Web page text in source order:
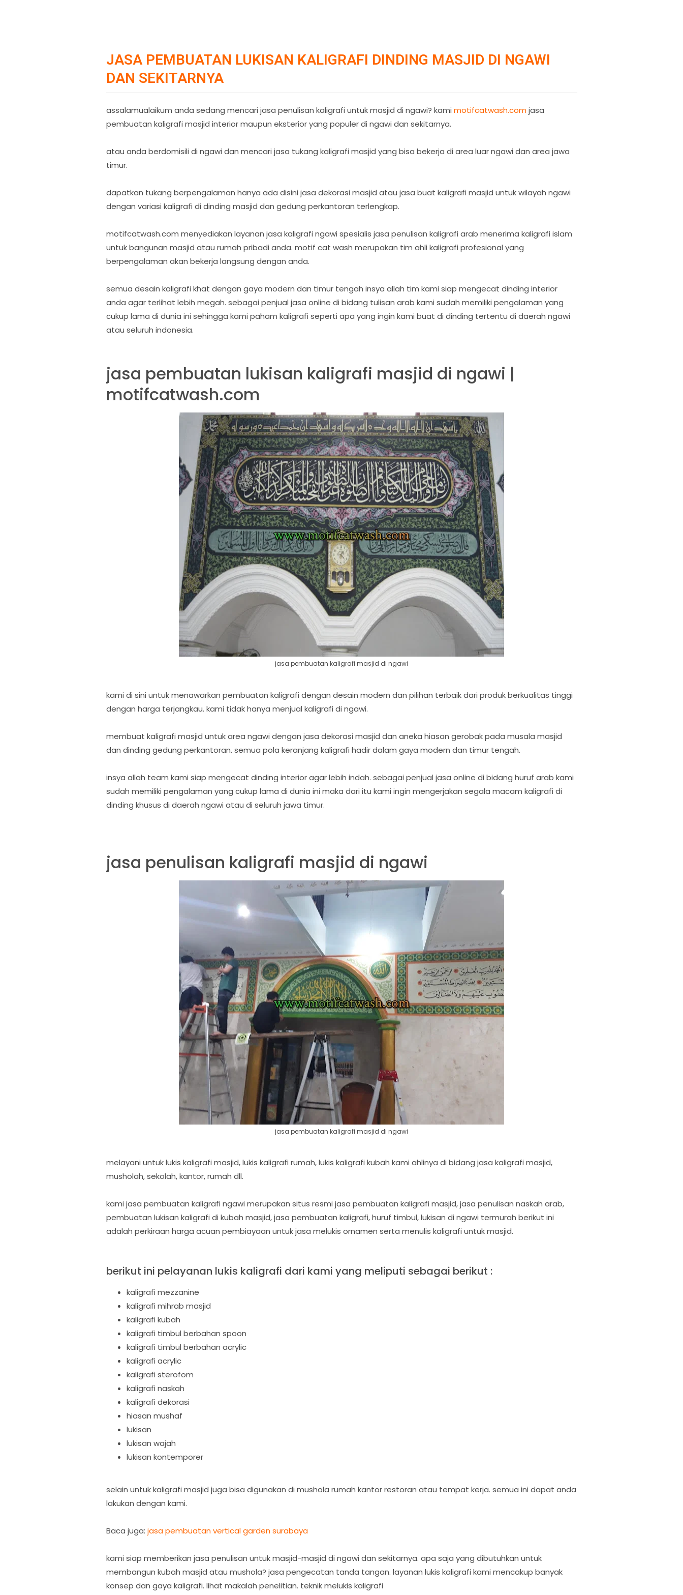
JASA PEMBUATAN LUKISAN KALIGRAFI DINDING MASJID DI NGAWI
DAN SEKITARNYA
assalamualaikum anda sedang mencari jasa penulisan kaligrafi untuk masjid di ngawi? kami motifcatwash.comjasa
pembuatan kaligrafi masjid interior maupun eksterior yang populer di ngawi dan sekitarnya.
atau anda berdomisili di ngawi dan mencari jasa tukang kaligrafi masjid yang bisa bekerja di area luar ngawi dan area jawa
timur.
dapatkan tukang berpengalaman hanya ada disini jasa dekorasi masjid atau jasa buat kaligrafi masjid untuk wilayah ngawi
dengan variasi kaligrafi di dinding masjid dan gedung perkantoran terlengkap.
motifcatwash.com menyediakan layanan jasa kaligrafi ngawi spesialis jasa penulisan kaligrafi arab menerima kaligrafi islam
untuk bangunan masjid atau rumah pribadi anda. motif cat wash merupakan tim ahli kaligrafi profesional yang
berpengalaman akan bekerja langsung dengan anda.
semua desain kaligrafi khat dengan gaya modern dan timur tengah insya allah tim kami siap mengecat dinding interior
anda agar terlihat lebih megah. sebagai penjual jasa online di bidang tulisan arab kami sudah memiliki pengalaman yang
cukup lama di dunia ini sehingga kami paham kaligrafi seperti apa yang ingin kami buat di dinding tertentu di daerah ngawi
atau seluruh indonesia.
jasa pembuatan lukisan kaligrafi masjid di ngawi |
motifcatwash.com
jasa pembuatan kaligrafi masjid di ngawi
kami di sini untuk menawarkan pembuatan kaligrafi dengan desain modern dan pilihan terbaik dari produk berkualitas tinggi
dengan harga terjangkau. kami tidak hanya menjual kaligrafi di ngawi.
membuat kaligrafi masjid untuk area ngawi dengan jasa dekorasi masjid dan aneka hiasan gerobak pada musala masjid
dan dinding gedung perkantoran. semua pola keranjang kaligrafi hadir dalam gaya modern dan timur tengah.
insya allah team kami siap mengecat dinding interior agar lebih indah. sebagai penjual jasa online di bidang huruf arab kami
sudah memiliki pengalaman yang cukup lama di dunia ini maka dari itu kami ingin mengerjakan segala macam kaligrafi di
dinding khusus di daerah ngawi atau di seluruh jawa timur.
jasa penulisan kaligrafi masjid di ngawi
jasa pembuatan kaligrafi masjid di ngawi
melayani untuk lukis kaligrafi masjid, lukis kaligrafi rumah, lukis kaligrafi kubah kami ahlinya di bidang jasa kaligrafi masjid,
musholah, sekolah, kantor, rumah dll.
kami jasa pembuatan kaligrafi ngawi merupakan situs resmi jasa pembuatan kaligrafi masjid, jasa penulisan naskah arab,
pembuatan lukisan kaligrafi di kubah masjid, jasa pembuatan kaligrafi, huruf timbul, lukisan di ngawi termurah berikut ini
adalah perkiraan harga acuan pembiayaan untuk jasa melukis ornamen serta menulis kaligrafi untuk masjid.
berikut ini pelayanan lukis kaligrafi dari kami yang meliputi sebagai berikut :
kaligrafi mezzanine
kaligrafi mihrab masjid
kaligrafi kubah
kaligrafi timbul berbahan spoon
kaligrafi timbul berbahan acrylic
kaligrafi acrylic
kaligrafi sterofom
kaligrafi naskah
kaligrafi dekorasi
hiasan mushaf
lukisan
lukisan wajah
lukisan kontemporer
selain untuk kaligrafi masjid juga bisa digunakan di mushola rumah kantor restoran atau tempat kerja. semua ini dapat anda
lakukan dengan kami.
Baca juga: jasa pembuatan vertical garden surabaya
kami siap memberikan jasa penulisan untuk masjid-masjid di ngawi dan sekitarnya. apa saja yang dibutuhkan untuk
membangun kubah masjid atau mushola? jasa pengecatan tanda tangan. layanan lukis kaligrafi kami mencakup banyak
konsep dan gaya kaligrafi. lihat makalah penelitian. teknik melukis kaligrafi